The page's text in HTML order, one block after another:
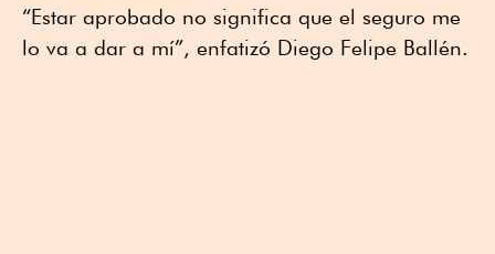
“Estar aprobado no significa que el seguro me
lo va a dar a mí”, enfatizó Diego Felipe Ballén.